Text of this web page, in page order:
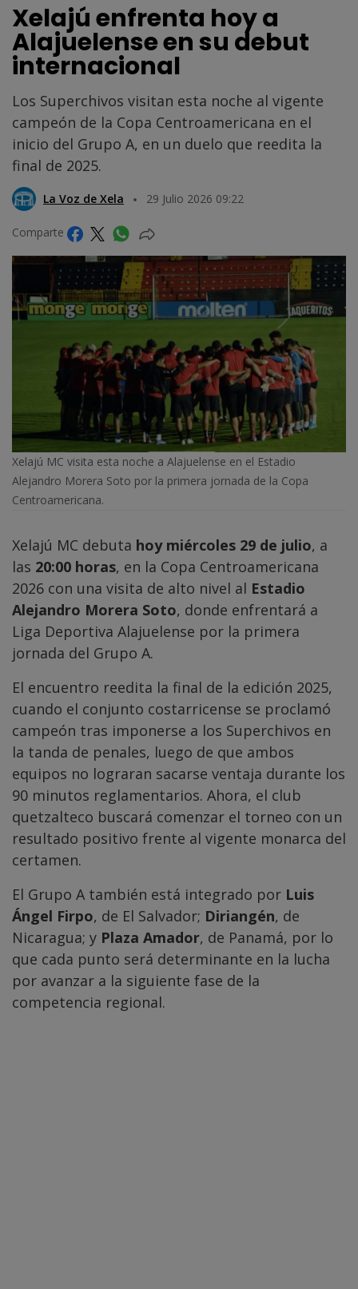
Xelajú enfrenta hoy a
Alajuelense en su debut
internacional
Los Superchivos visitan esta noche al vigente
campeón de la Copa Centroamericana en el
inicio del Grupo A, en un duelo que reedita la
final de 2025.
La Voz de Xela 29 Julio 2026 09:22
Comparte
Xelajú MC visita esta noche a Alajuelense en el Estadio
Alejandro Morera Soto por la primera jornada de la Copa
Centroamericana.
Xelajú MC debuta hoy miércoles 29 de julio, a
las 20:00 horas, en la Copa Centroamericana
2026 con una visita de alto nivel al Estadio
Alejandro Morera Soto, donde enfrentará a
Liga Deportiva Alajuelense por la primera
jornada del Grupo A.
El encuentro reedita la final de la edición 2025,
cuando el conjunto costarricense se proclamó
campeón tras imponerse a los Superchivos en
la tanda de penales, luego de que ambos
equipos no lograran sacarse ventaja durante los
90 minutos reglamentarios. Ahora, el club
quetzalteco buscará comenzar el torneo con un
resultado positivo frente al vigente monarca del
certamen.
El Grupo A también está integrado por Luis
Ángel Firpo, de El Salvador; Diriangén, de
Nicaragua; y Plaza Amador, de Panamá, por lo
que cada punto será determinante en la lucha
por avanzar a la siguiente fase de la
competencia regional.